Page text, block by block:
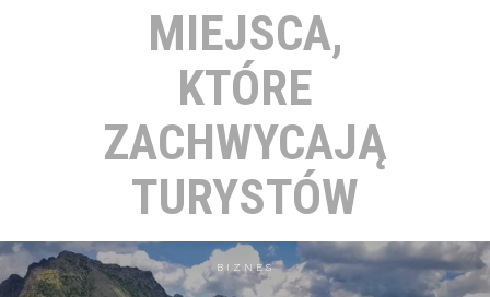
MIEJSCA,
KTÓRE
ZACHWYCAJĄ
TURYSTÓW
BIZNES